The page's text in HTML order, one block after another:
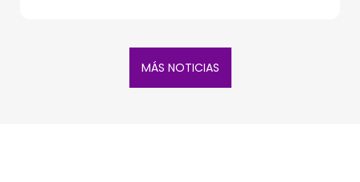
MÁS NOTICIAS